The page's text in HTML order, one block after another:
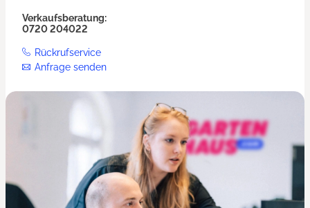
Verkaufsberatung:
0720 204022
Rückrufservice
Anfrage senden